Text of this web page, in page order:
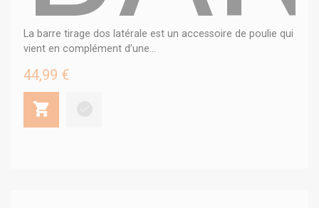
La barre tirage dos latérale est un accessoire de poulie qui
vient en complément d’une...
44,99 €